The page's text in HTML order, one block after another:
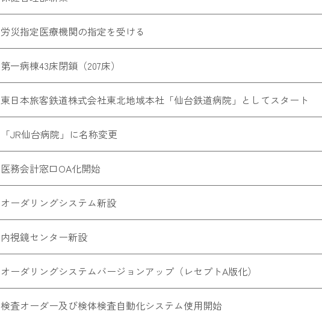
労災指定医療機関の指定を受ける
第一病棟43床閉鎖（207床）
東日本旅客鉄道株式会社東北地域本社「仙台鉄道病院」としてスタート
「JR仙台病院」に名称変更
医務会計窓口OA化開始
オーダリングシステム新設
内視鏡センター新設
オーダリングシステムバージョンアップ（レセプトA版化）
検査オーダー及び検体検査自動化システム使用開始